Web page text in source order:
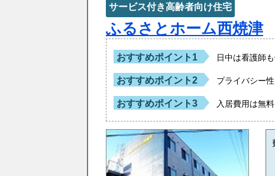
サービス付き高齢者向け住宅
ふるさとホーム西焼津
おすすめポイント1 日中は看護師
おすすめポイント2 プライバシー
おすすめポイント3 入居費用は無